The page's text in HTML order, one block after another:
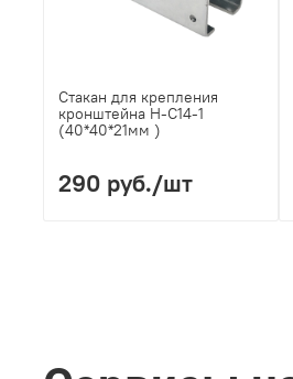
Стакан для крепления
кронштейна H-C14-1
(40*40*21мм )
290 руб./шт